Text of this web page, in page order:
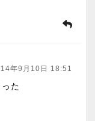
年9月10日 18:51
た